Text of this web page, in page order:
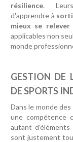
résilience. Leurs
d'apprendre à
mieux se relever
applicables non
monde
GESTION DE
DE SPORTS
Dans le monde des
une compétence
autant
sont justement